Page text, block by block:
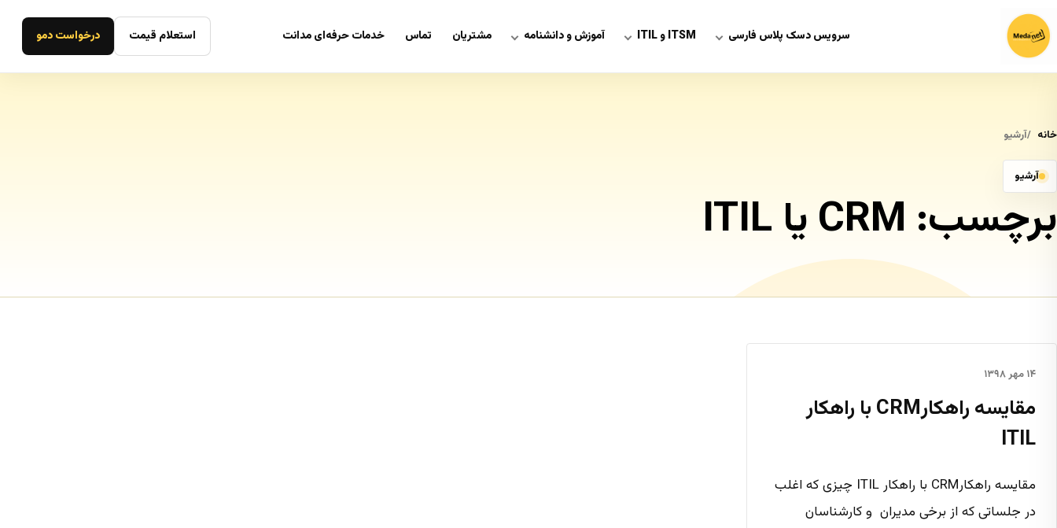
سرویس دسک پلاس فارسی ITSM و ITIL آموزش و دانشنامه مشتریان تماس خدمات حرفه‌ای مدانت استعلام قیمت درخواست دمو
خانه آرشیو
آرشیو
برچسب: CRM یا ITIL
۱۴ مهر ۱۳۹۸
مقایسه راهکارCRM با راهکار
ITIL
مقایسه راهکارCRM با راهکار ITIL چیزی که اغلب
در جلساتی که از برخی مدیران و کارشناسان